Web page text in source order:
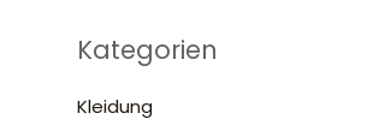
Kategorien
Kleidung